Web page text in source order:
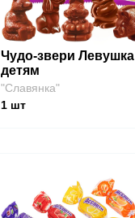
Чудо-звери Левушка
детям
"Славянка"
1шт